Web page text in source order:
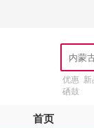
优惠 新
硒鼓
首页